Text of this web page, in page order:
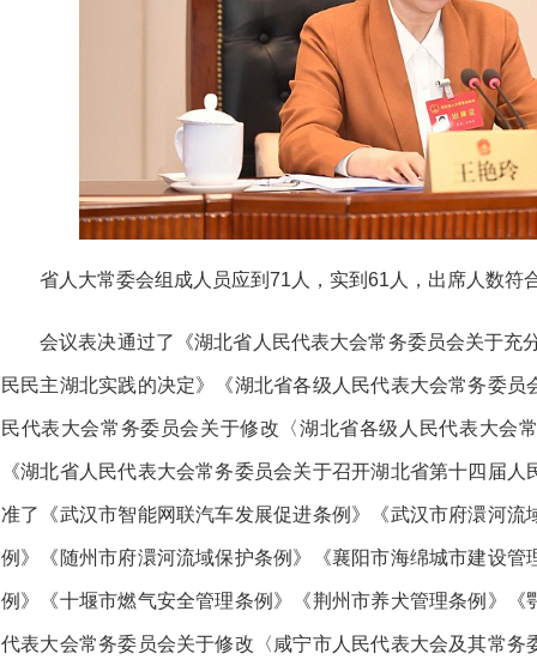
省人大常委会组成人员应到71人，实到61人，出席人数符
会议表决通过了《湖北省人民代表大会常务委员会关于充
民民主湖北实践的决定》《湖北省各级人民代表大会常务委
民代表大会常务委员会关于修改〈湖北省各级人民代表大会
《湖北省人民代表大会常务委员会关于召开湖北省第十四届
准了《武汉市智能网联汽车发展促进条例》《武汉市府澴河
例》《随州市府澴河流域保护条例》《襄阳市海绵城市建设
例》《十堰市燃气安全管理条例》《荆州市养犬管理条例》
代表大会常务委员会关于修改〈咸宁市人民代表大会及其常